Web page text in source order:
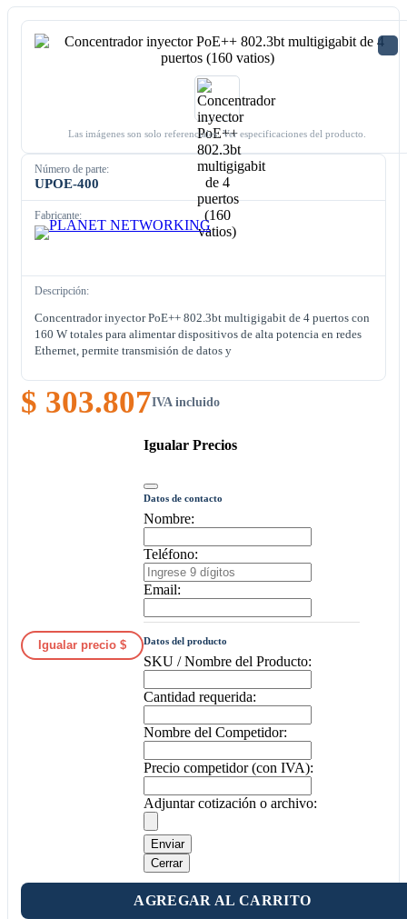
Las imágenes son solo referenciales. Ver especificaciones del producto.
Número de parte:
UPOE-400
Fabricante:
Descripción:
Concentrador inyector PoE++ 802.3bt multigigabit de 4 puertos con
160 W totales para alimentar dispositivos de alta potencia en redes
Ethernet, permite transmisión de datos y
$ 303.807IVA incluido
Igualar precio $
Igualar Precios
Datos de contacto
Nombre:
Teléfono:
Email:
Datos del producto
SKU / Nombre del Producto:
Cantidad requerida:
Nombre del Competidor:
Precio competidor (con IVA):
Adjuntar cotización o archivo:
Enviar
Cerrar
AGREGAR AL CARRITO